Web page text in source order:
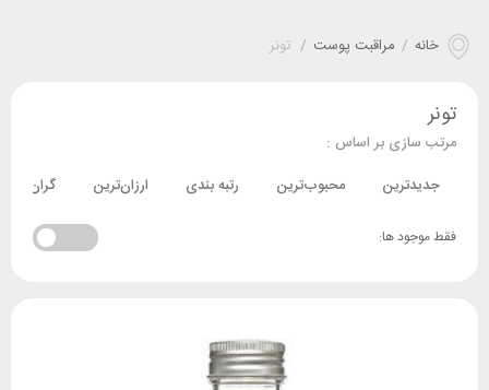
خانه / مراقبت پوست / تونر
تونر
مرتب سازی بر اساس :
جدیدترین
محبوب‌ترین رتبه بندی ارزان‌ترین گران‌ترین
فقط موجود ها: